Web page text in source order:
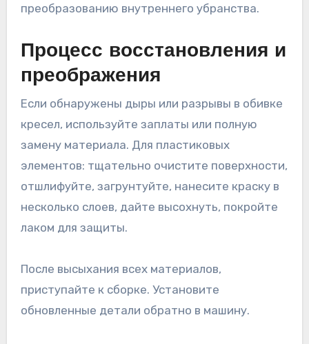
преобразованию внутреннего убранства.
Процесс восстановления и
преображения
Если обнаружены дыры или разрывы в обивке
кресел, используйте заплаты или полную
замену материала. Для пластиковых
элементов: тщательно очистите поверхности,
отшлифуйте, загрунтуйте, нанесите краску в
несколько слоев, дайте высохнуть, покройте
лаком для защиты.
После высыхания всех материалов,
приступайте к сборке. Установите
обновленные детали обратно в машину.